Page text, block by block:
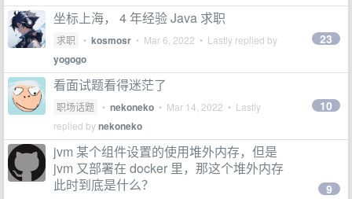
坐标上海， 4 年经验 Java 求职
求职 • kosmosr • Mar 6, 2022 • Lastly replied by
yogogo
23
看面试题看得迷茫了
职场话题 • nekoneko • Mar 14, 2022 • Lastly
replied bynekoneko
10
jvm 某个组件设置的使用堆外内存，但是
jvm 又部署在 docker 里，那这个堆外内存
此时到底是什么？
9